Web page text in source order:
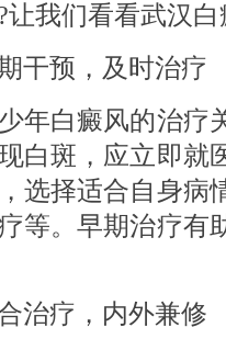
让我们看看武汉
预，及时治疗
白癜风的治疗
白斑，应立即就
选择适合自身病
等。早期治疗有
疗，内外兼修